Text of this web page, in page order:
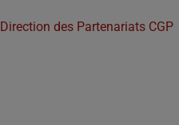
Direction des Partenariats CGP